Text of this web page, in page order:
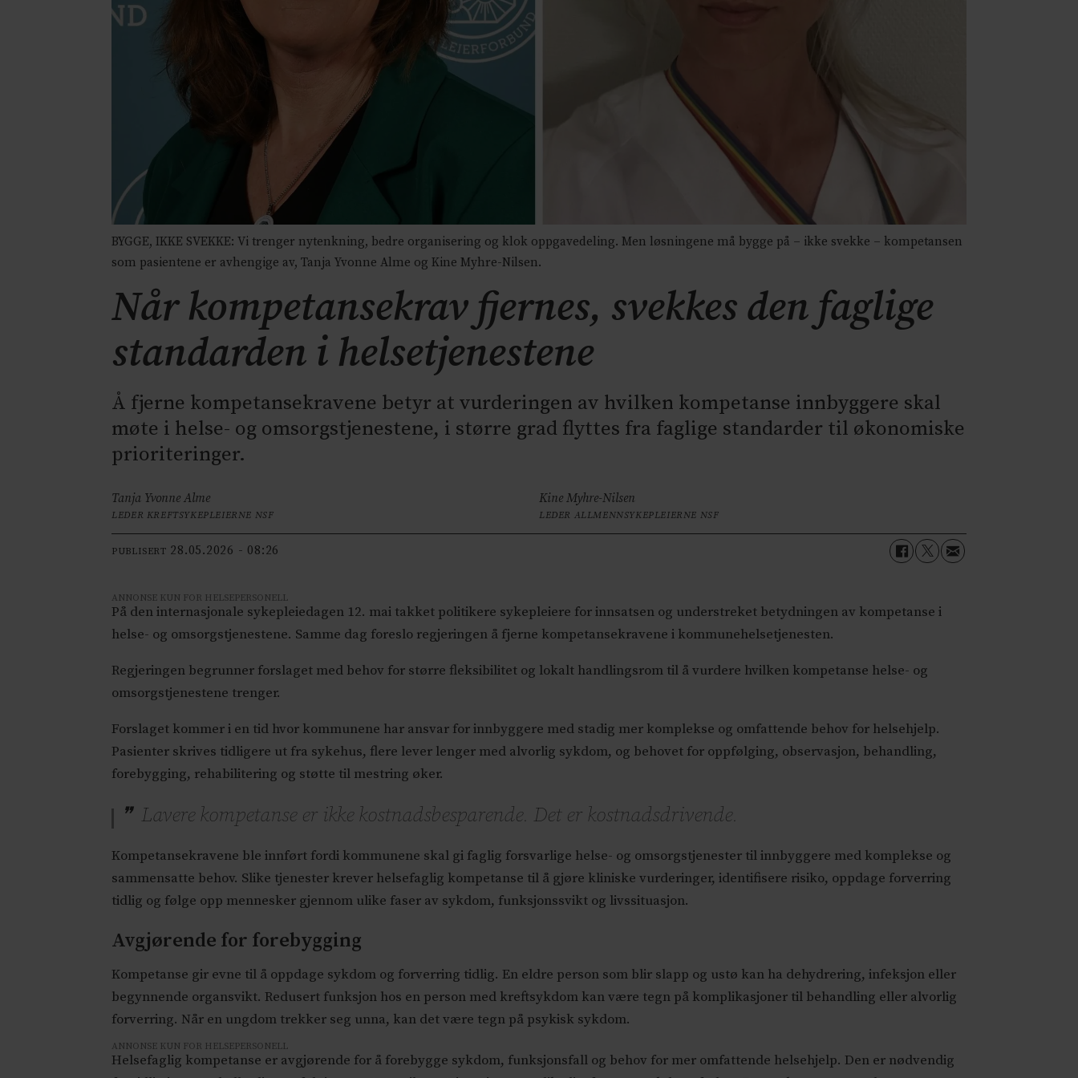
BYGGE, IKKE SVEKKE: Vi trenger nytenkning, bedre organisering og klok oppgavedeling. Men løsningene må bygge på – ikke svekke – kompetansen
som pasientene er avhengige av, Tanja Yvonne Alme og Kine Myhre-Nilsen.
Når kompetansekrav fjernes, svekkes den faglige
standarden i helsetjenestene
Å fjerne kompetansekravene betyr at vurderingen av hvilken kompetanse innbyggere skal
møte i helse- og omsorgstjenestene, i større grad flyttes fra faglige standarder til økonomiske
prioriteringer.
Tanja Yvonne Alme
LEDER KREFTSYKEPLEIERNE NSF
Kine Myhre-Nilsen
LEDER ALLMENNSYKEPLEIERNE NSF
PUBLISERT 28.05.2026 - 08:26
ANNONSE KUN FOR HELSEPERSONELL
På den internasjonale sykepleiedagen 12. mai takket politikere sykepleiere for innsatsen og understreket betydningen av kompetanse i
helse- og omsorgstjenestene. Samme dag foreslo regjeringen å fjerne kompetansekravene i kommunehelsetjenesten.
Regjeringen begrunner forslaget med behov for større fleksibilitet og lokalt handlingsrom til å vurdere hvilken kompetanse helse- og
omsorgstjenestene trenger.
Forslaget kommer i en tid hvor kommunene har ansvar for innbyggere med stadig mer komplekse og omfattende behov for helsehjelp.
Pasienter skrives tidligere ut fra sykehus, flere lever lenger med alvorlig sykdom, og behovet for oppfølging, observasjon, behandling,
forebygging, rehabilitering og støtte til mestring øker.
Lavere kompetanse er ikke kostnadsbesparende. Det er kostnadsdrivende.
Kompetansekravene ble innført fordi kommunene skal gi faglig forsvarlige helse- og omsorgstjenester til innbyggere med komplekse og
sammensatte behov. Slike tjenester krever helsefaglig kompetanse til å gjøre kliniske vurderinger, identifisere risiko, oppdage forverring
tidlig og følge opp mennesker gjennom ulike faser av sykdom, funksjonssvikt og livssituasjon.
Avgjørende for forebygging
Kompetanse gir evne til å oppdage sykdom og forverring tidlig. En eldre person som blir slapp og ustø kan ha dehydrering, infeksjon eller
begynnende organsvikt. Redusert funksjon hos en person med kreftsykdom kan være tegn på komplikasjoner til behandling eller alvorlig
forverring. Når en ungdom trekker seg unna, kan det være tegn på psykisk sykdom.
ANNONSE KUN FOR HELSEPERSONELL
Helsefaglig kompetanse er avgjørende for å forebygge sykdom, funksjonsfall og behov for mer omfattende helsehjelp. Den er nødvendig